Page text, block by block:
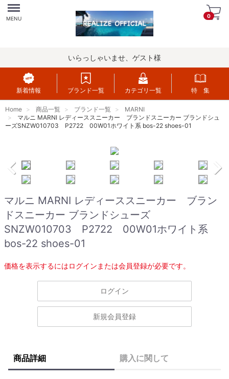
Menu
MENU 0
いらっしゃいませ、ゲスト様
新着情報 ブランド一覧 カテゴリ一覧 特 集
Home 商品一覧 ブランド一覧
MARNI
マルニ MARNI レディーススニーカー ブランドスニーカー ブランドシュ
ーズSNZW010703 P2722 00W01ホワイト系 bos-22 shoes-01
マルニ MARNI レディーススニーカー ブラン
ドスニーカー ブランドシューズ
SNZW010703 P2722 00W01ホワイト系
bos-22 shoes-01
価格を表示するにはログインまたは会員登録が必要です。
ログイン
新規会員登録
商品詳細 購入に関して